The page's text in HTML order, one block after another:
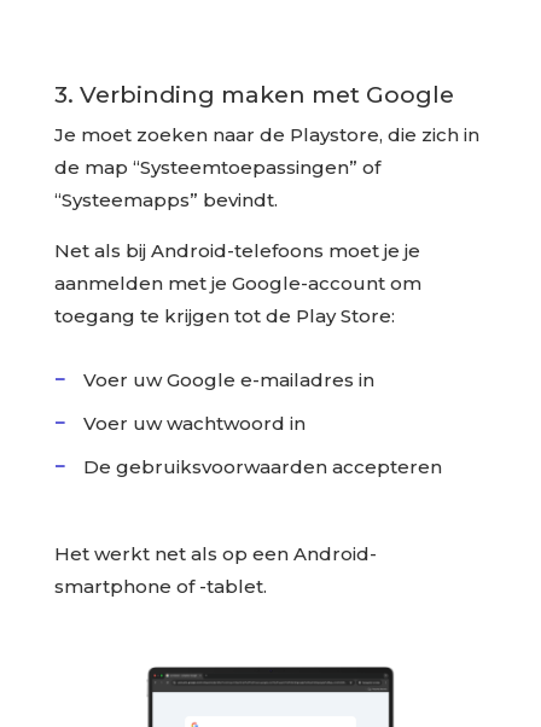
3. Verbinding maken met Google
Je moet zoeken naar de Playstore, die zich in
de map “Systeemtoepassingen” of
“Systeemapps” bevindt.
Net als bij Android-telefoons moet je je
aanmelden met je Google-account om
toegang te krijgen tot de Play Store:
Voer uw Google e-mailadres in
Voer uw wachtwoord in
De gebruiksvoorwaarden accepteren
Het werkt net als op een Android-
smartphone of -tablet.